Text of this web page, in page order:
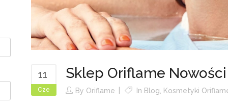
11
Cze
Sklep Oriflame
By Oriflame In Blog, Kosmetyki